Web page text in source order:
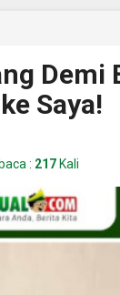
Demi
Saya!
: 217 Kali